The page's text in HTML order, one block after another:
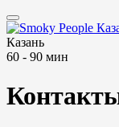
Казань
60 - 90 мин